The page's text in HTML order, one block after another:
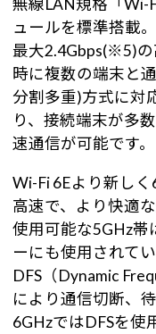
無線LAN規格「Wi-
ュールを標準搭載
最大2.4Gbps(※5)
時に複数の端末と
分割多重)方式に対
り、接続端末が多
速通信が可能です。
Wi-Fi 6Eより新し
高速で、より快適
使用可能な5GHz帯
ーにも使用されて
DFS（Dynamic
により通信切断、
6GHzではDFSを使